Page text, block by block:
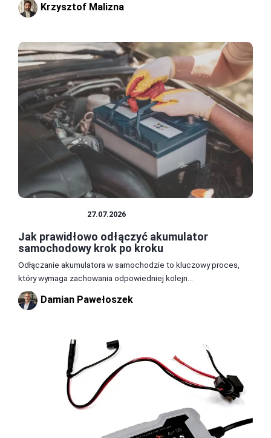
Krzysztof Malizna
27.07.2026
Jak prawidłowo odłączyć akumulator
samochodowy krok po kroku
Odłączanie akumulatora w samochodzie to kluczowy proces,
który wymaga zachowania odpowiedniej kolejn...
Damian Pawełoszek